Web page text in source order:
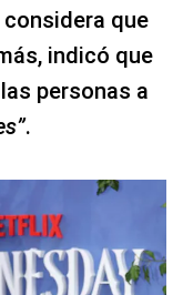
que
indicó que
personas a
.